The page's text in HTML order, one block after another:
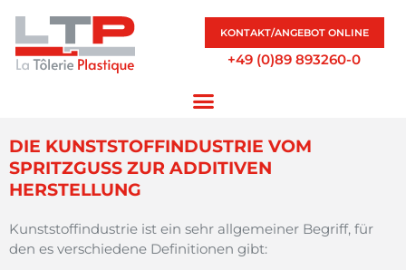
KONTAKT/ANGEBOT ONLINE
+49 (0)89 893260-0
DIE KUNSTSTOFFINDUSTRIE VOM
SPRITZGUSS ZUR ADDITIVEN
HERSTELLUNG
Kunststoffindustrie ist ein sehr allgemeiner Begriff, für
den es verschiedene Definitionen gibt: